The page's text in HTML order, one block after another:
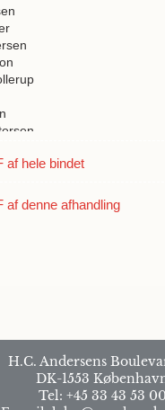
af hele bindet
af denne afhandling
H.C. Andersens
DK-1553
Tel: +45 33 43 53 00